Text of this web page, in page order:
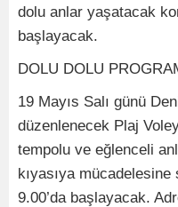
dolu anlar yaşatacak
başlayacak.
DOLU DOLU
19 Mayıs Salı günü
düzenlenecek Plaj
tempolu ve eğlenceli
kıyasıya
9.00’da başlayacak.